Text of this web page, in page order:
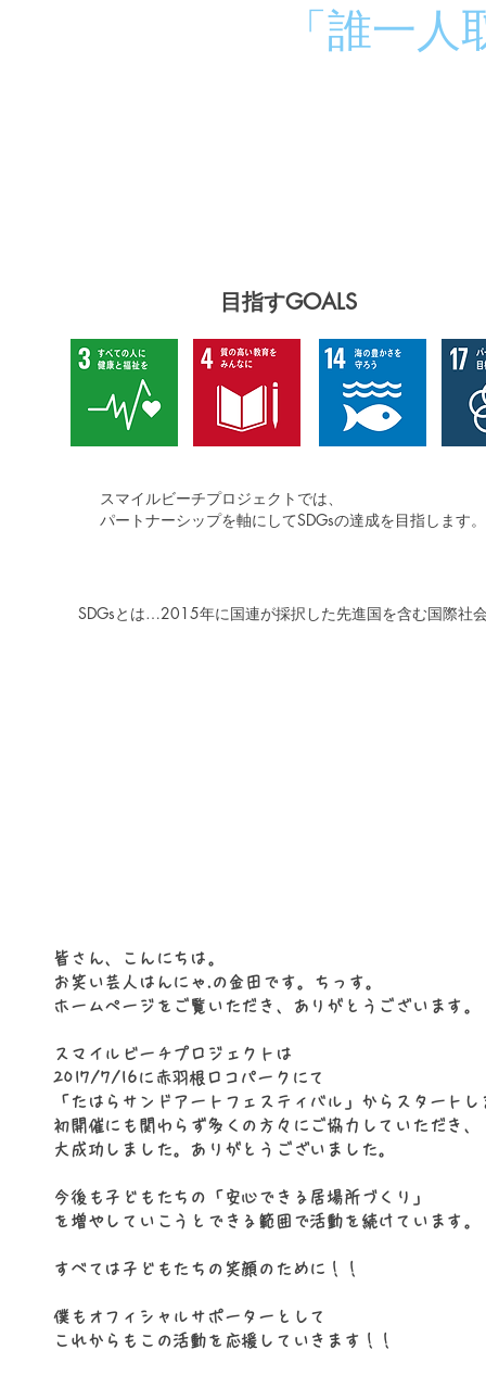
「誰一
​目指すGOALS
スマイルビーチプロジェクトでは、
​パートナーシップを軸にしてSDGsの達成を目指します。
SDGsとは…2015年に国連が採択した先進国を含む国際社
皆さん、こんにちは。
お笑い芸人はんにゃ.の金田です。ちっす。
ホームページをご覧いただき、ありがとうございます。
スマイルビーチプロジェクトは
2017/7/16に赤羽根ロコパークにて
「たはらサンドアートフェスティバル」からスタートし
初開催にも関わらず多くの方々にご協力していただき、
大成功しました。 ありがとうございました。
今後も子どもたちの「安心できる居場所づくり」
を増やしていこう とできる範囲で活動を続けています。
すべては子どもたちの笑顔のために ​！！
僕もオフィシャルサポーターとして
これからもこの活動を応援していきます！！